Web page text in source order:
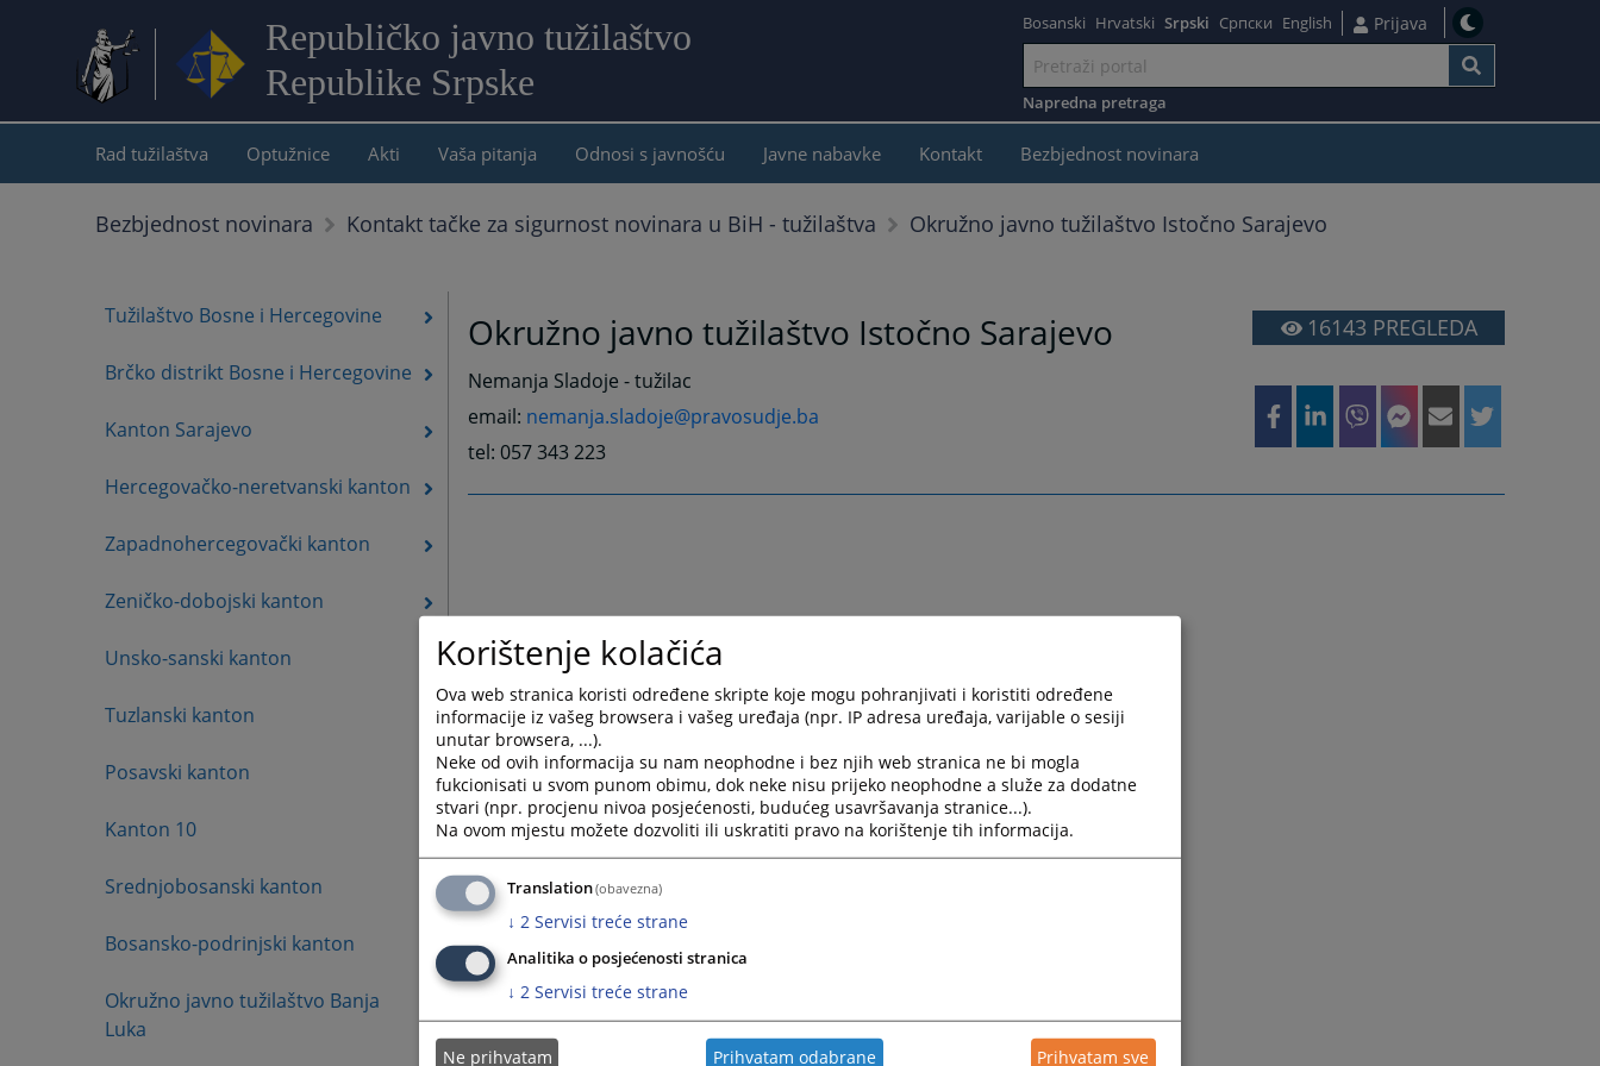
Republičko javno tužilaštvo
Republike Srpske
sadržaj
Bosanski Hrvatski Srpski Српски English Prijava
Napredna pretraga
Rad tužilaštva Optužnice Akti Vaša pitanja Odnosi s javnošću Javne nabavke Kontakt Bezbjednost novinara
Bezbjednost novinara Kontakt tačke za sigurnost novinara u BiH - tužilaštva Okružno javno tužilaštvo Istočno Sarajevo
Tužilaštvo Bosne i Hercegovine
Brčko distrikt Bosne i Hercegovine
Kanton Sarajevo
Hercegovačko-neretvanski kanton
Zapadnohercegovački kanton
Zeničko-dobojski kanton
Unsko-sanski kanton
Tuzlanski kanton
Posavski kanton
Kanton 10
Srednjobosanski kanton
Bosansko-podrinjski kanton
Okružno javno tužilaštvo Banja
Luka
Okružno javno tužilaštvo Istočno Sarajevo
Nemanja Sladoje - tužilac
email: nemanja.sladoje@pravosudje.ba
tel: 057 343 223
16143 PREGLEDA
Korištenje kolačića
Ova web stranica koristi određene skripte koje mogu pohranjivati i koristiti određene
informacije iz vašeg browsera i vašeg uređaja (npr. IP adresa uređaja, varijable o sesiji
unutar browsera, ...).
Neke od ovih informacija su nam neophodne i bez njih web stranica ne bi mogla
fukcionisati u svom punom obimu, dok neke nisu prijeko neophodne a služe za dodatne
stvari (npr. procjenu nivoa posjećenosti, budućeg usavršavanja stranice...).
Na ovom mjestu možete dozvoliti ili uskratiti pravo na korištenje tih informacija.
Translation(obavezna)
↓ 2 Servisi treće strane
Analitika o posjećenosti stranica
↓ 2 Servisi treće strane
Ne prihvatam Prihvatam odabrane Prihvatam sve